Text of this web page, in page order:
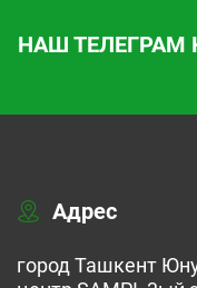
НАШ ТЕЛЕГРАМ
Адрес
город Ташкент